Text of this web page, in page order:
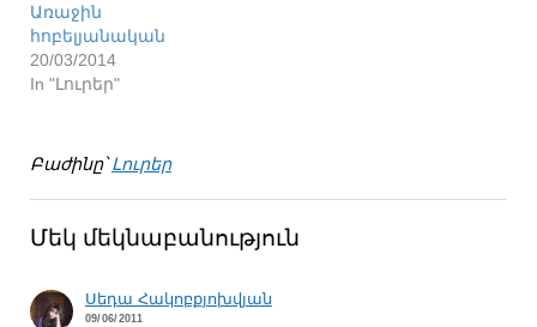
Առաջին
հոբելյանական
20/03/2014
In "Լուրեր"
Բաժինը՝Լուրեր
Մեկ մեկնաբանություն
Սեդա Հակոբքյոխվյան
09/06/2011